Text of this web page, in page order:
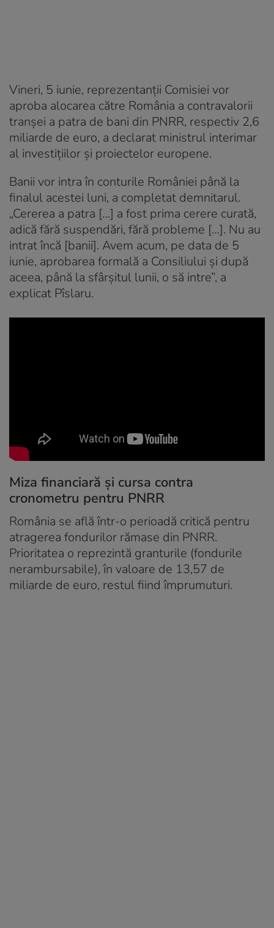
Vineri, 5 iunie, reprezentanții Comisiei vor
aproba alocarea către România a contravalorii
tranșei a patra de bani din PNRR, respectiv 2,6
miliarde de euro, a declarat ministrul interimar
al investițiilor și proiectelor europene.
Banii vor intra în conturile României până la
finalul acestei luni, a completat demnitarul.
„Cererea a patra […] a fost prima cerere curată,
adică fără suspendări, fără probleme […]. Nu au
intrat încă [banii]. Avem acum, pe data de 5
iunie, aprobarea formală a Consiliului și după
aceea, până la sfârșitul lunii, o să intre”, a
explicat Pîslaru.
Miza financiară și cursa contra
cronometru pentru PNRR
România se află într-o perioadă critică pentru
atragerea fondurilor rămase din PNRR.
Prioritatea o reprezintă granturile (fondurile
nerambursabile), în valoare de 13,57 de
miliarde de euro, restul fiind împrumuturi.